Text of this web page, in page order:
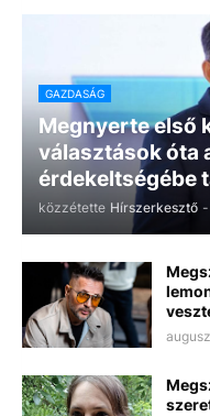
GAZDASÁG
Megnyerte első
választások óta
érdekeltségébe
közzétette Hírszerkesztő -